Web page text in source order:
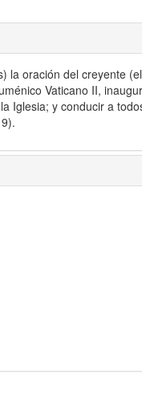
la oración del creyente
Vaticano II,
Iglesia; y conducir a